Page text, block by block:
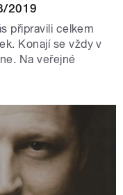
2019
připravili celkem
Konají se vždy v
Na veřejné